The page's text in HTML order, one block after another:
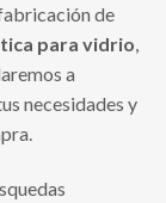
de
para vidrio,
a
necesidades y